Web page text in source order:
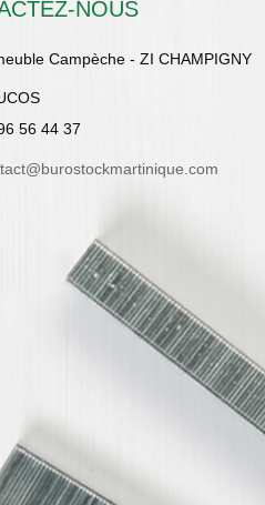
NOUS
Campèche - ZI CHAMPIGNY
56 44 37